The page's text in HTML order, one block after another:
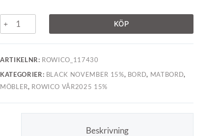
KÖP
ARTIKELNR: ROWICO_117430
KATEGORIER: BLACK NOVEMBER 15%, BORD, MATBORD,
MÖBLER, ROWICO VÅR2025 15%
Beskrivning